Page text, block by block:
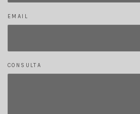
EMAIL
CONSULTA